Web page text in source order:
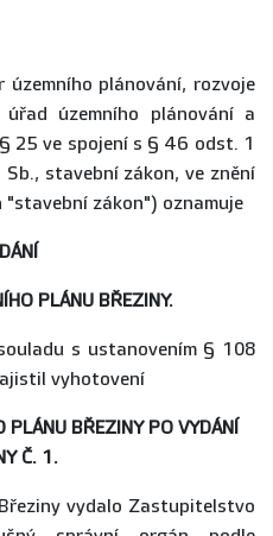
plánování, rozvoje
územního plánování a
25 ve spojení s § 46 odst. 1
stavební zákon, ve znění
"stavební zákon") oznamuje
PLÁNU BŘEZINY.
s ustanovením § 108
vyhotovení
PLÁNU BŘEZINY PO VYDÁNÍ
Č. 1.
vydalo Zastupitelstvo